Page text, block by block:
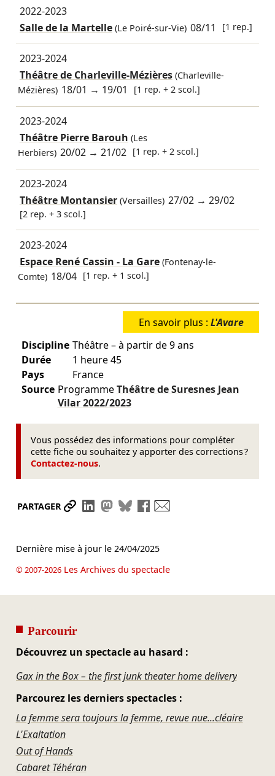
2022-2023
Salle de la Martelle(Le Poiré-sur-Vie) 08/11 [1 rep.]
2023-2024
Théâtre de Charleville-Mézières(Charleville-
Mézières) 18/01 → 19/01 [1 rep. + 2 scol.]
2023-2024
Théâtre Pierre Barouh (Les
Herbiers) 20/02 →21/02 [1 rep. + 2 scol.]
2023-2024
Théâtre Montansier(Versailles) 27/02 →29/02
[2 rep. + 3 scol.]
2023-2024
Espace René Cassin - La Gare(Fontenay-le-
Comte) 18/04 [1 rep. + 1 scol.]
En savoir plus : L'Avare
Discipline Théâtre – à partir de 9 ans
Durée
1 heure 45
Pays
France
Source ProgrammeThéâtre de Suresnes Jean
Vilar2022/2023
Vous possédez des informations pour compléter
cette fiche ou souhaitez y apporter des corrections ?
Contactez-nous.
PARTAGER Partager le lien
Partager sur LinkedIn
Partager sur Mastodon
Partager sur Bluesky
Partager sur Facebook
Dernière mise à jour le 24/04/2025
© 2007-2026Les Archives du spectacle
Parcourir
Découvrez un spectacle au hasard :
Gax in the Box – the first junk theater home delivery
Parcourez les derniers spectacles :
La femme sera toujours la femme, revue nue...cléaire
L'Exaltation
Out of Hands
Cabaret Téhéran